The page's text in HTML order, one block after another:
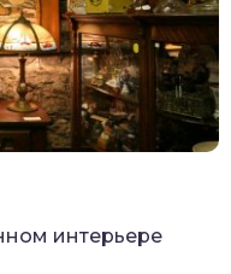
интерьере